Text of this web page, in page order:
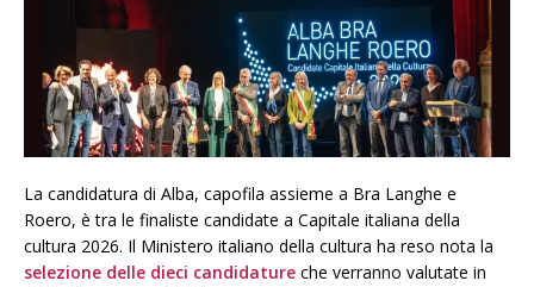
La candidatura di Alba, capofila assieme a Bra Langhe e
Roero, è tra le finaliste candidate a Capitale italiana della
cultura 2026. Il Ministero italiano della cultura ha reso nota la
selezione delle dieci candidature che verranno valutate in